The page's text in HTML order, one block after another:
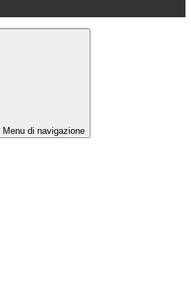
Menu di navigazione